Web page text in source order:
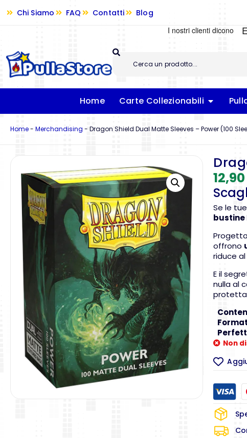
Chi Siamo FAQ Contatti Blog
Home Carte Collezionabili
Home- Merchandising - Dragon Shield Dual Matte Sleeves – Power (100
12,90
Se le
bustine
offrono
riduce
E il
nulla al
Non